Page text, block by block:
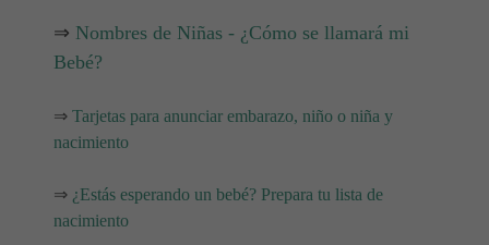
⇒ Nombres de Niñas - ¿Cómo se llamará mi
Bebé?
⇒ Tarjetas para anunciar embarazo, niño o niña y
nacimiento
⇒ ¿Estás esperando un bebé? Prepara tu lista de
nacimiento